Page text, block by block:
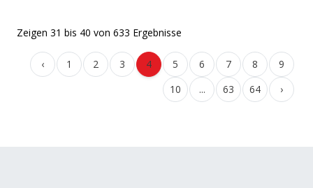
Zeigen 31 bis 40 von 633 Ergebnisse
‹ 1 2 3 4 5 6 7 8
9
10
... 63 64 ›